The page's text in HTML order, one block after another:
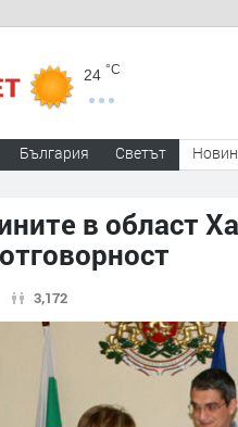
24 °C
България Светът
в област
3,172